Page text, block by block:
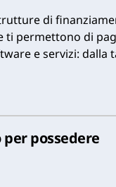
di
ti permettono di
e servizi: dalla
possedere